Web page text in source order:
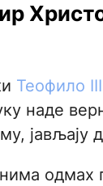
Теофило III
наде
јављају
одмах